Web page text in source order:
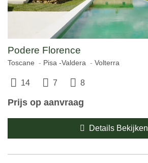
Podere Florence
Toscane Pisa -Valdera Volterra
14 7 8
Prijs op aanvraag
Details Bekijken